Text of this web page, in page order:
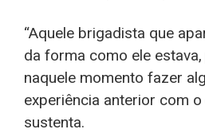
“Aquele brigadista que
da forma como ele
naquele momento fazer
experiência anterior com
sustenta.